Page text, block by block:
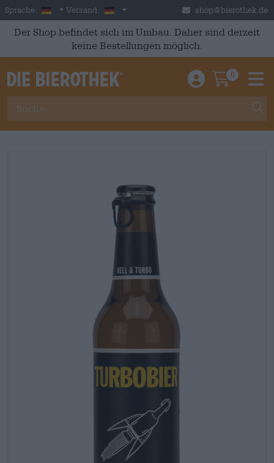
Skip to main content
Sprache: German
Versand: Deutschland shop@bierothek.de
Der Shop befindet sich im Umbau. Daher sind derzeit
keine Bestellungen möglich.
Einloggen /
0